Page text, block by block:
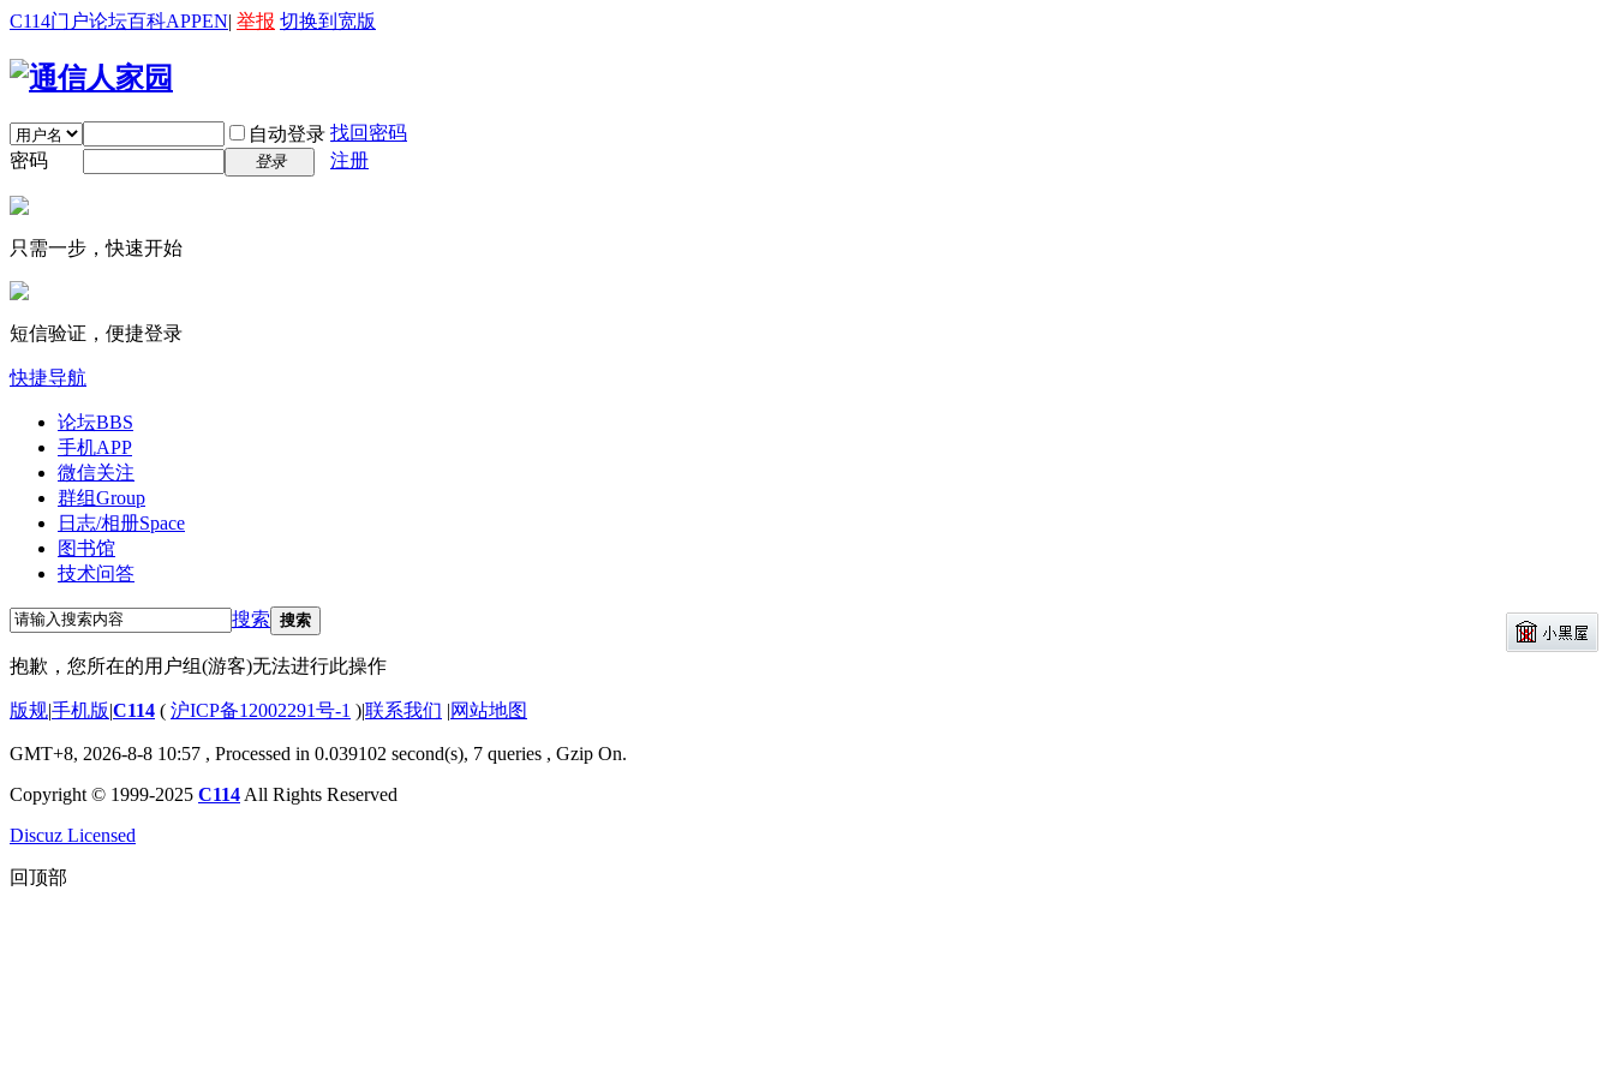
C114门户论坛百科APPEN| 举报 切换到宽版
自动登录 找回密码
密码
登录 注册
只需一步，快速开始
短信验证，便捷登录
快捷导航
论坛BBS
手机APP
微信关注
群组Group
日志/相册Space
图书馆
技术问答
搜索 搜索
抱歉，您所在的用户组(游客)无法进行此操作
版规|手机版|C114 ( 沪ICP备12002291号-1 )|联系我们 |网站地图
GMT+8, 2026-8-8 10:57 , Processed in 0.039102 second(s), 7 queries , Gzip On.
Copyright © 1999-2025 C114 All Rights Reserved
Discuz Licensed
回顶部